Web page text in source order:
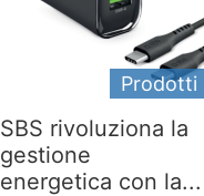
Prodotti
SBS rivoluziona la
gestione
energetica con la...